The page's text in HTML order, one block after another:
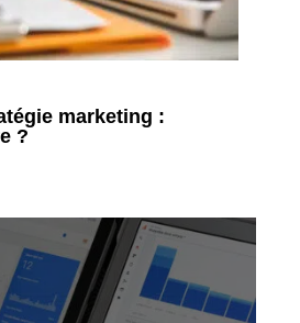
marketing :
?